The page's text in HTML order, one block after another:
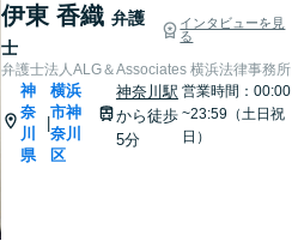
伊東 香織 弁護
士
インタビューを見
る
弁護士法人ALG＆Associates 横浜法律事務所
神
奈
川
県
横浜
市神
奈川
区
神奈川駅
から徒歩
5分
営業時間：00:00
~23:59（土日祝
日）